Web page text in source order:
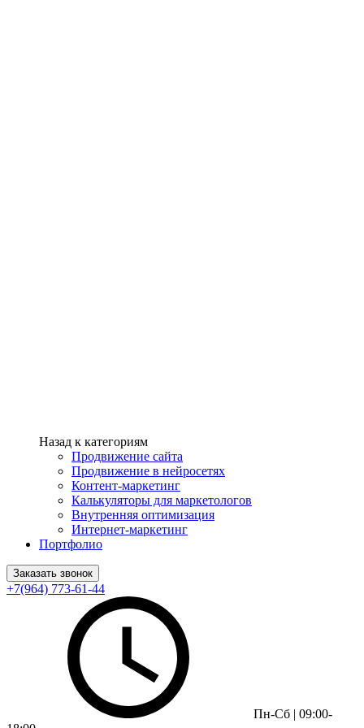
Назад к категориям
Продвижение сайта
Продвижение в нейросетях
Контент-маркетинг
Калькуляторы для маркетологов
Внутренняя оптимизация
Интернет-маркетинг
Портфолио
Заказать звонок
+7(964) 773-61-44
Пн-Сб | 09:00-